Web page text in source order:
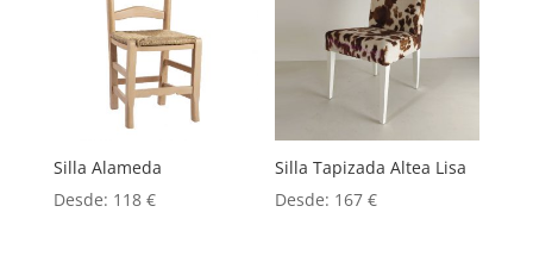
Silla Alameda
Desde: 118 €
Silla Tapizada Altea Lisa
Desde: 167€